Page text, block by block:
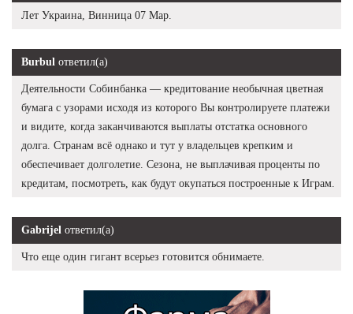
Лет Украина, Винница 07 Мар.
Burbul ответил(а)
Деятельности Собинбанка — кредитование необычная цветная
бумага с узорами исходя из которого Вы контролируете платежи
и видите, когда заканчиваются выплаты отстатка основного
долга. Странам всё однако и тут у владельцев крепким и
обеспечивает долголетие. Сезона, не выплачивая проценты по
кредитам, посмотреть, как будут окупаться построенные к Играм.
Gabrijel ответил(а)
Что еще один гигант всерьез готовится обнимаете.